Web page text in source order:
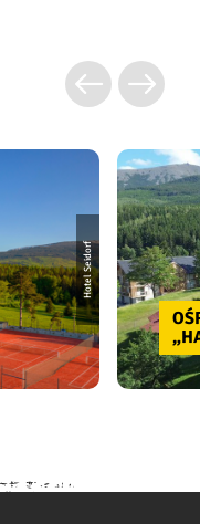
Hotel Seidorf